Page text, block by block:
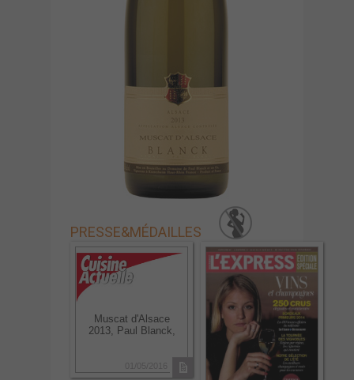
PRESSE&MÉDAILLES
Muscat d'Alsace
2013, Paul Blanck,
01/05/2016